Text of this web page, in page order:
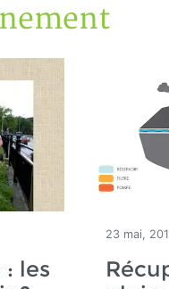
les
23 mai,